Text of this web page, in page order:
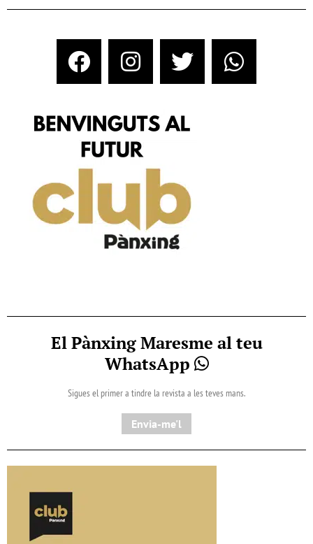
El Pànxing Maresme al teu
WhatsApp
Sigues el primer a tindre la revista a les teves mans.
Envia-me'l